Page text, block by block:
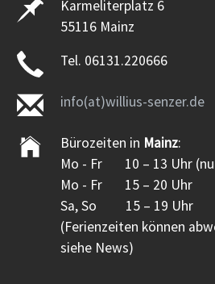
Karmeliterplatz 6
55116 Mainz
Tel. 06131.220666
info(at)willius-senzer.de
Bürozeiten in Mainz:
Mo - Fr 10 – 13 Uhr
Mo - Fr 15 – 20 Uhr
Sa, So 15 – 19 Uhr
(Ferienzeiten können
siehe News)